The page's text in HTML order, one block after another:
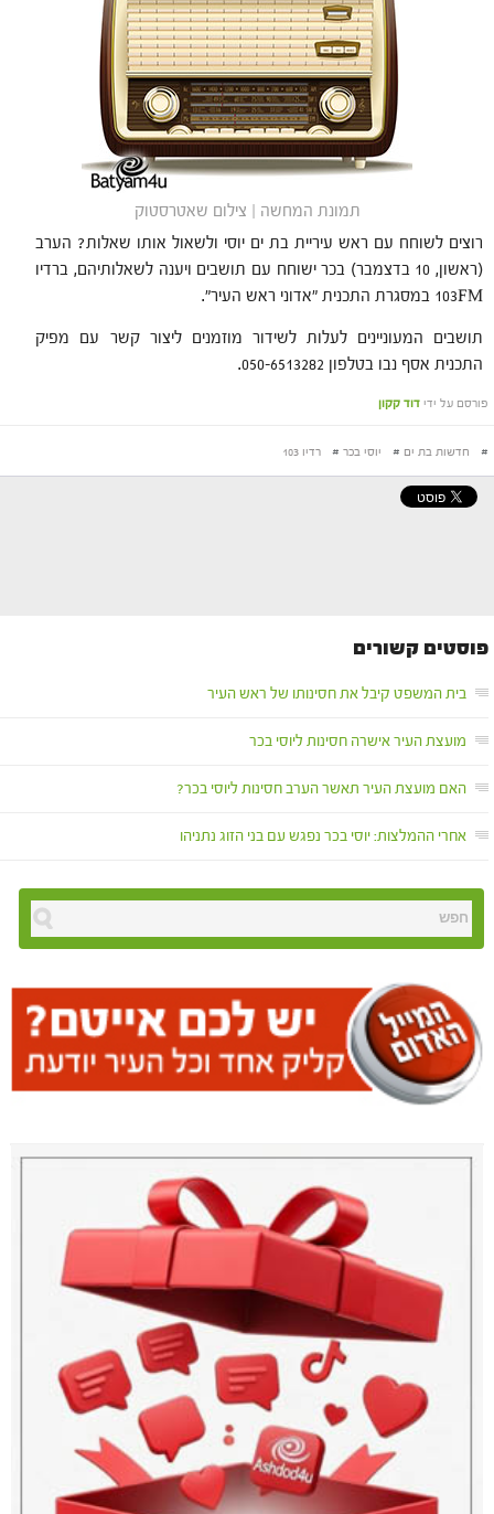
תמונת המחשה | צילום שאטרסטוק
רוצים לשוחח עם ראש עיריית בת ים יוסי ולשאול אותו שאלות? הערב
(ראשון, 10 בדצמבר) בכר ישוחח עם תושבים ויענה לשאלותיהם, ברדיו
103FM במסגרת התכנית "אדוני ראש העיר".
תושבים המעוניינים לעלות לשידור מוזמנים ליצור קשר עם מפיק
התכנית אסף נבו בטלפון 050-6513282.
פורסם על ידי דוד קקון
# חדשות בת ים # יוסי בכר # רדיו 103
פוסטים קשורים
בית המשפט קיבל את חסינותו של ראש העיר
מועצת העיר אישרה חסינות ליוסי בכר
האם מועצת העיר תאשר הערב חסינות ליוסי בכר?
אחרי ההמלצות: יוסי בכר נפגש עם בני הזוג נתניהו